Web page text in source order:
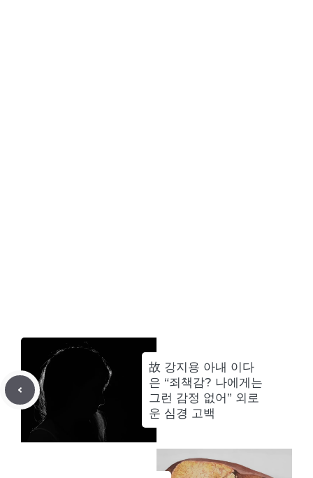
故 강지용 아내 이다
은 “죄책감? 나에게는
그런 감정 없어” 외로
운 심경 고백